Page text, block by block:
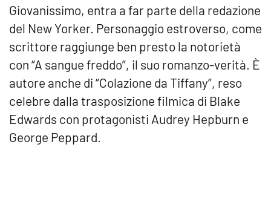
Giovanissimo, entra a far parte della redazione
del New Yorker. Personaggio estroverso, come
scrittore raggiunge ben presto la notorietà
con “A sangue freddo”, il suo romanzo-verità. È
autore anche di “Colazione da Tiffany”, reso
celebre dalla trasposizione filmica di Blake
Edwards con protagonisti Audrey Hepburn e
George Peppard.